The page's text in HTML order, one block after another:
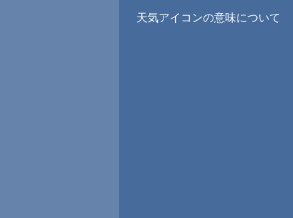
天気アイコンの意味について